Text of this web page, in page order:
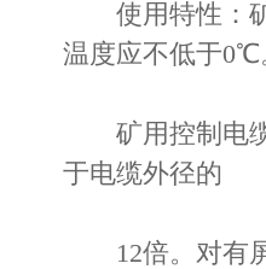
使用特性：矿
温度应不低于0℃
矿用控制电缆
于电缆外径的
12倍。对有屏